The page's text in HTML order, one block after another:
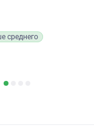
среднего